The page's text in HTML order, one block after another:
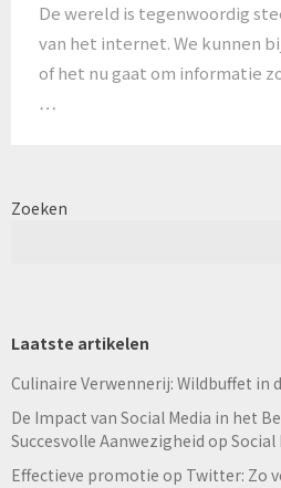
De wereld is tegenwoordig
van het internet. We kunnen
of het nu gaat om informatie
…
Zoeken
Laatste artikelen
Culinaire Verwennerij: Wildbuffet in
De Impact van Social Media in het
Succesvolle Aanwezigheid op Social
Effectieve promotie op Twitter: Zo